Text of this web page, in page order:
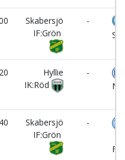
Skabersjö
IF:Grön
-
SK
Hyllie
IK:Röd
-
Skabersjö
IF:Grön
-